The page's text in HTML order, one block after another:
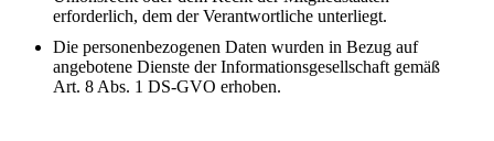
erforderlich, dem der Verantwortliche unterliegt.
Die personenbezogenen Daten wurden in Bezug auf
angebotene Dienste der Informationsgesellschaft gemäß
Art. 8 Abs. 1 DS-GVO erhoben.